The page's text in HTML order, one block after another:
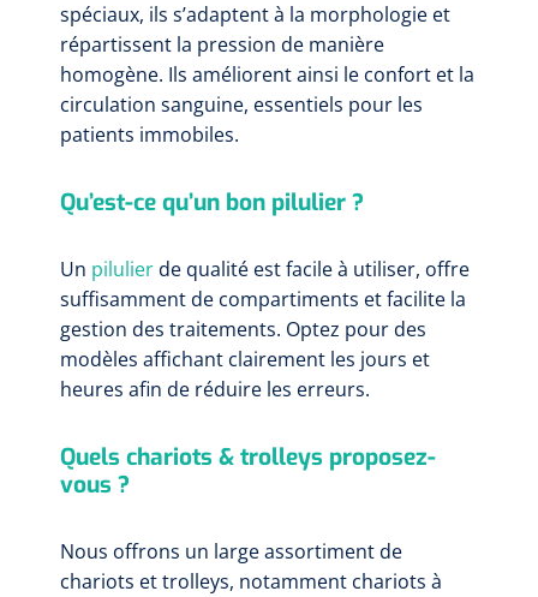
spéciaux, ils s’adaptent à la morphologie et
répartissent la pression de manière
homogène. Ils améliorent ainsi le confort et la
circulation sanguine, essentiels pour les
patients immobiles.
Qu’est-ce qu’un bon pilulier ?
Un pilulierde qualité est facile à utiliser, offre
suffisamment de compartiments et facilite la
gestion des traitements. Optez pour des
modèles affichant clairement les jours et
heures afin de réduire les erreurs.
Quels chariots & trolleys proposez-
vous ?
Nous offrons un large assortiment de
chariots et trolleys, notamment chariots à